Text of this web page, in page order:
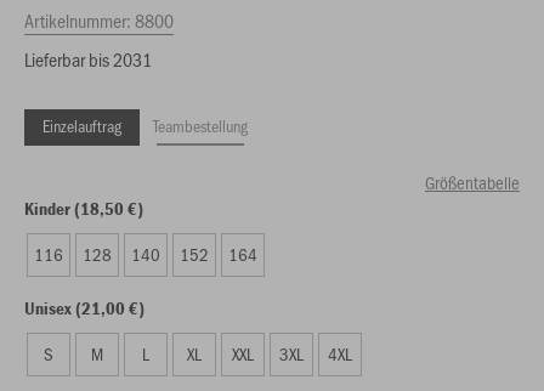
Artikelnummer:8800
Lieferbar bis 2031
Einzelauftrag Teambestellung
Größentabelle
Kinder (18,50 €)
116 128 140 152 164
Unisex (21,00 €)
S M L XL XXL 3XL 4XL